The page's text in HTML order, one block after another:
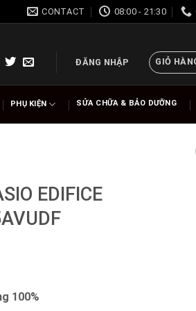
CONTACT 08:00 - 21:30
ĐĂNG NHẬP GIỎ
PHỤ KIỆN SỬA CHỮA & BẢO DƯỠNG
EDIFICE
100%